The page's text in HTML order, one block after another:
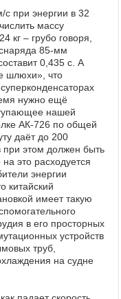
с при энергии в 32
массу
кг – грубо говоря,
85-мм
0,435 с. А
шлюхи», что
нужно ещё
нашей
АК-726 по общей
даёт до 200
при этом должен быть
это расходуется
энергии
китайский
имеет такую
в его просторных
устройств
труб,
на судне